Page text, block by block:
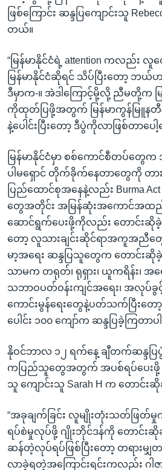
ဖြစ်ကြောင်း ဆန္ဒပြကျောင်းသူ
တယ်။
“မြန်မာနိုင်ငံရဲ့ attention ကလည်း လူတွ
မြန်မာနိုင်ငံဆိုရင် သိပ်ပြီးတော့ ဘယ်ဟ
ဒီမှာက-။ အဲဒါကြောင့်မို့လို့ ညီမတို့က မ
ကိုထုတ်ပြဖို့အတွက် မြန်မာကွန်မြူနတီနဲ့
နဲ့ပေါင်းပြီးတော့ ဒီပွဲကိုလာဖြစ်တာပေါ့န
မြန်မာနိုင်ငံမှာ စစ်ကောင်စီတပ်တွ
ပါမရှောင် တိုက်ခိုက်နေတာတွေကို တာ
ပြည်ထောင်စုအနေနဲ့လည်း Burma
တွေအတိုင်း အမြန်ဆုံးအကောင်အထည်
ဆောင်ရွက်ပေးဖို့ကိုလည်း တောင်းဆိုခဲ့
တော့ လူသားချင်းဆိုင်ရာအကူအညီတွ
မာ့အရေး ဆန္ဒပြသူတွေက တောင်းဆိုခဲ့
သာမက တရုတ်၊ ရုရှား၊ ယူကရိန်း၊ အ
သဘာဝပတ်ဝန်းကျင်အရေး၊ အလုပ်
ကောင်းမွန်ရေးတွေနဲ့ပတ်သက်ပြီးတ
ပေါင်း ၁၀၀ ကျော်က ဆန္ဒပြခဲ့ကြတာပါ
နိုဝင်ဘာလ ၁၂ ရက်နေ့ ချီတက်ဆန္ဒပြ
ကပြည်သူတွေအတွက် အပစ်ရပ်ပေးဖို့
သူ ကျောင်းသူ Sarah H က တောင်း
“အခုချက်ခြင်း လူမျိုးတုံးသတ်ဖြတ်
ရပ်စဲမှုလုပ်ဖို့ ဂျိုးဘိုင်ဒန်ကို တောင်းဆို
ဆန်တဲ့လုပ်ရပ်ဖြစ်ပြီးတော့ တရားမျှ
လာခဲ့ရတဲ့အကြောင်းရင်းကလည်း ဂ